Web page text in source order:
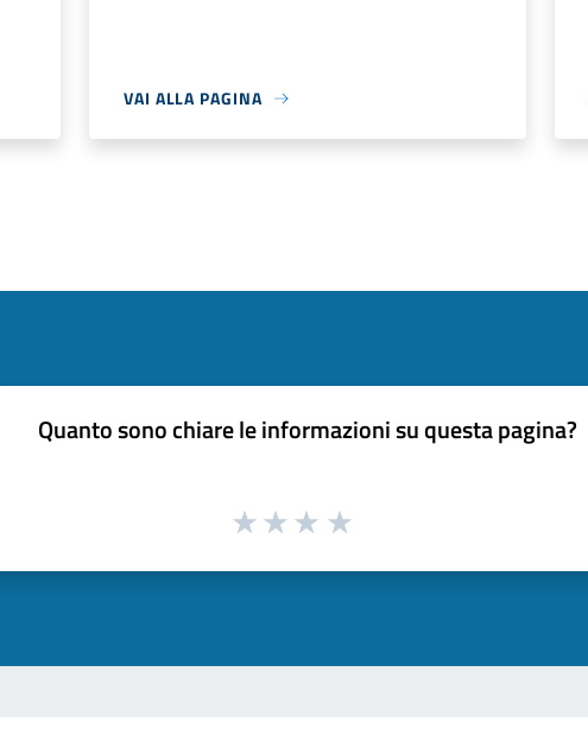
VAI ALLA PAGINA
Quanto sono chiare le informazioni su questa pagina?